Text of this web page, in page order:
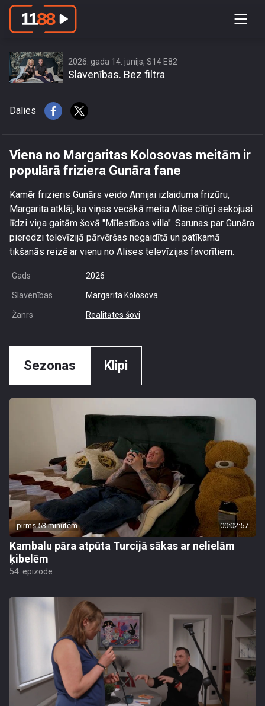
Viena no Margaritas Kolosovas
2026. gada 14. jūnijs, S14 E82
Slavenības. Bez filtra
Dalies
Viena no Margaritas Kolosovas meitām ir
populārā friziera Gunāra fane
Kamēr frizieris Gunārs veido Annijai izlaiduma frizūru,
Margarita atklāj, ka viņas vecākā meita Alise cītīgi sekojusi
līdzi viņa gaitām šovā "Mīlestības villa". Sarunas par Gunāra
pieredzi televīzijā pārvēršas negaidītā un patīkamā
tikšanās reizē ar vienu no Alises televīzijas favorītiem.
Gads 2026
Slavenības Margarita Kolosova
Žanrs Realitātes šovi
Sezonas Klipi
pirms 53 minūtēm 00:02:57
Kambalu pāra atpūta Turcijā sākas ar nelielām
ķibelēm
54. epizode